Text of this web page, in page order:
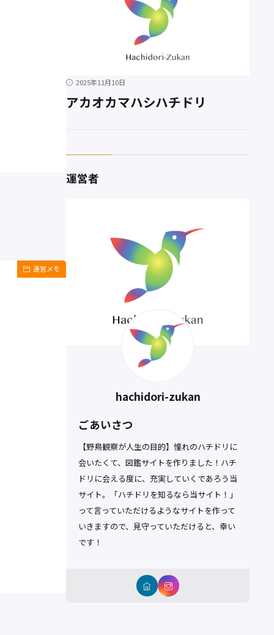
運営メモ
2025年11月10日
アカオカマハシハチドリ
運営者
hachidori-zukan
ごあいさつ
【野鳥観察が人生の目的】憧れのハチドリに
会いたくて、図鑑サイトを作りました！ハチ
ドリに会える度に、充実していくであろう当
サイト。「ハチドリを知るなら当サイト！」
って言っていただけるようなサイトを作って
いきますので、見守っていただけると、幸い
です！